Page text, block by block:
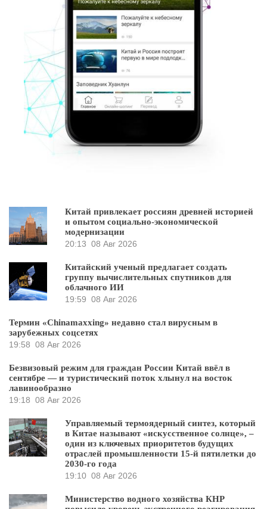
Китай привлекает россиян древней историей
и опытом социально-экономической
модернизации
20:13 08 Авг 2026
Китайский ученый предлагает создать
группу вычислительных спутников для
облачного ИИ
19:59 08 Авг 2026
Термин «Chinamaxxing» недавно стал вирусным в
зарубежных соцсетях
19:58 08 Авг 2026
Безвизовый режим для граждан России Китай ввёл в
сентябре — и туристический поток хлынул на восток
лавинообразно
19:18 08 Авг 2026
Управляемый термоядерный синтез, который
в Китае называют «искусственное солнце», –
один из ключевых приоритетов будущих
отраслей промышленности 15-й пятилетки до
2030-го года
19:10 08 Авг 2026
Министерство водного хозяйства КНР